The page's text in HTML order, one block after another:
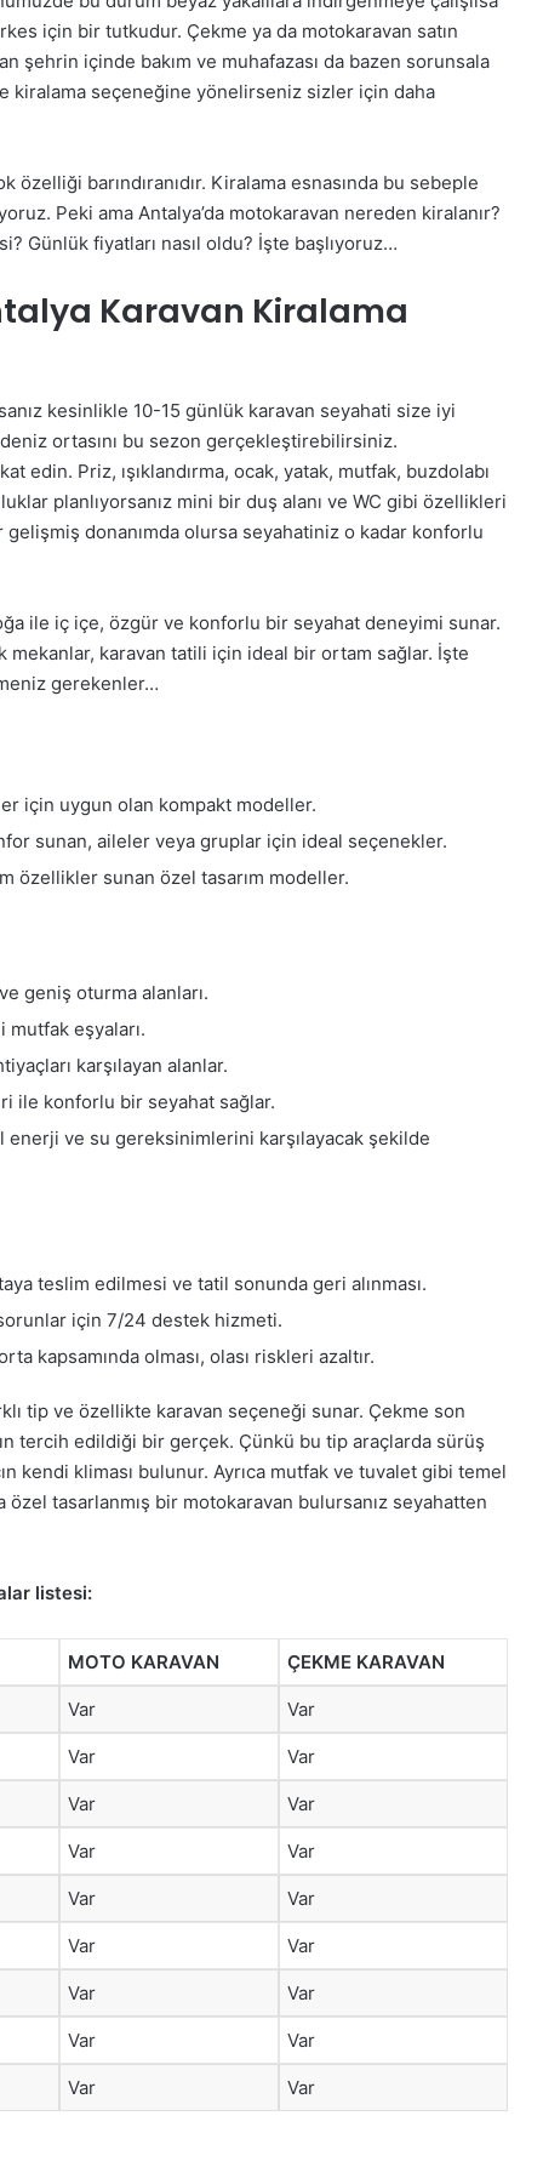
için bir tutkudur. Çekme ya da motokaravan satın
şehrin içinde bakım ve muhafazası da bazen sorunsala
kiralama seçeneğine yönelirseniz sizler için daha
barındıranıdır. Kiralama esnasında bu sebeple
Peki ama Antalya’da motokaravan nereden kiralanır?
Günlük fiyatları nasıl oldu? İşte başlıyoruz…
Karavan Kiralama
kesinlikle 10-15 günlük karavan seyahati size iyi
ortasını bu sezon gerçekleştirebilirsiniz.
edin. Priz, ışıklandırma, ocak, yatak, mutfak, buzdolabı
planlıyorsanız mini bir duş alanı ve WC gibi özellikleri
donanımda olursa seyahatiniz o kadar konforlu
ile iç içe, özgür ve konforlu bir seyahat deneyimi sunar.
karavan tatili için ideal bir ortam sağlar. İşte
gerekenler…
için uygun olan kompakt modeller.
sunan, aileler veya gruplar için ideal seçenekler.
özellikler sunan özel tasarım modeller.
geniş oturma alanları.
mutfak eşyaları.
karşılayan alanlar.
ile konforlu bir seyahat sağlar.
enerji ve su gereksinimlerini karşılayacak şekilde
teslim edilmesi ve tatil sonunda geri alınması.
için 7/24 destek hizmeti.
kapsamında olması, olası riskleri azaltır.
tip ve özellikte karavan seçeneği sunar. Çekme son
tercih edildiği bir gerçek. Çünkü bu tip araçlarda sürüş
kendi kliması bulunur. Ayrıca mutfak ve tuvalet gibi temel
tasarlanmış bir motokaravan bulursanız seyahatten
listesi:
MOTO KARAVAN ÇEKME KARAVAN
Var Var
Var Var
Var Var
Var Var
Var Var
Var Var
Var Var
Var Var
Var Var